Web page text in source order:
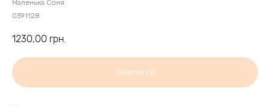
Маленька Соня
0391128
1230,00 грн.
Замовити